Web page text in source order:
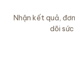
Nhận kết quả,
dõi